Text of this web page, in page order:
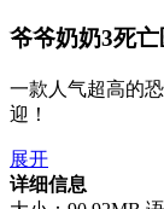
爷爷奶奶3死
一款人气超高的
迎！
展开
详细信息